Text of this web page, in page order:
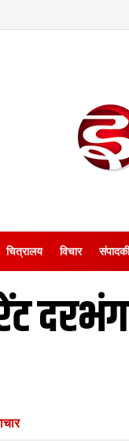
चित्रालय विचार